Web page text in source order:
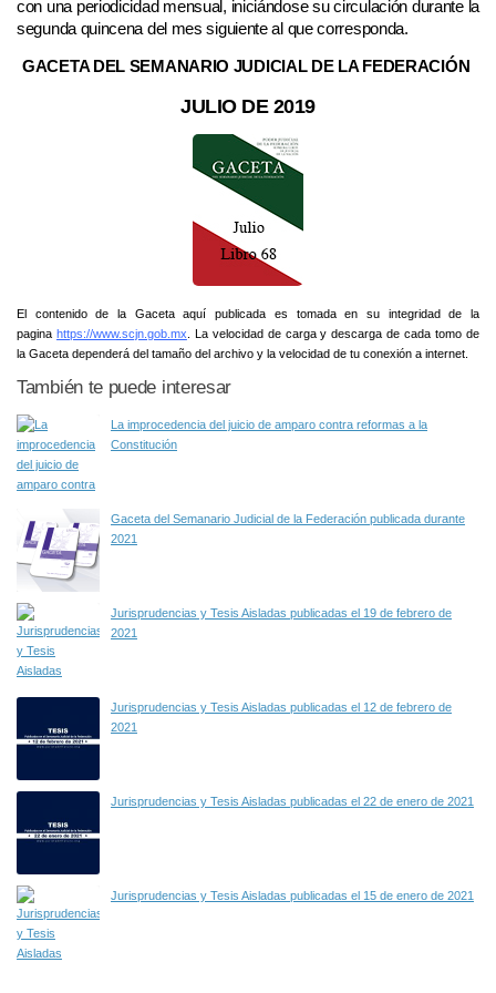
con una periodicidad mensual, iniciándose su circulación durante la
segunda quincena del mes siguiente al que corresponda.
GACETA DEL SEMANARIO JUDICIAL DE LA FEDERACIÓN
JULIO DE 2019
El contenido de la Gaceta aquí publicada es tomada en su integridad de la
pagina https://www.scjn.gob.mx . La velocidad de carga y descarga de cada tomo de
la Gaceta dependerá del tamaño del archivo y la velocidad de tu conexión a internet.
También te puede interesar
La improcedencia del juicio de amparo contra reformas a la
Constitución
Gaceta del Semanario Judicial de la Federación publicada durante
2021
Jurisprudencias y Tesis Aisladas publicadas el 19 de febrero de
2021
Jurisprudencias y Tesis Aisladas publicadas el 12 de febrero de
2021
Jurisprudencias y Tesis Aisladas publicadas el 22 de enero de 2021
Jurisprudencias y Tesis Aisladas publicadas el 15 de enero de 2021